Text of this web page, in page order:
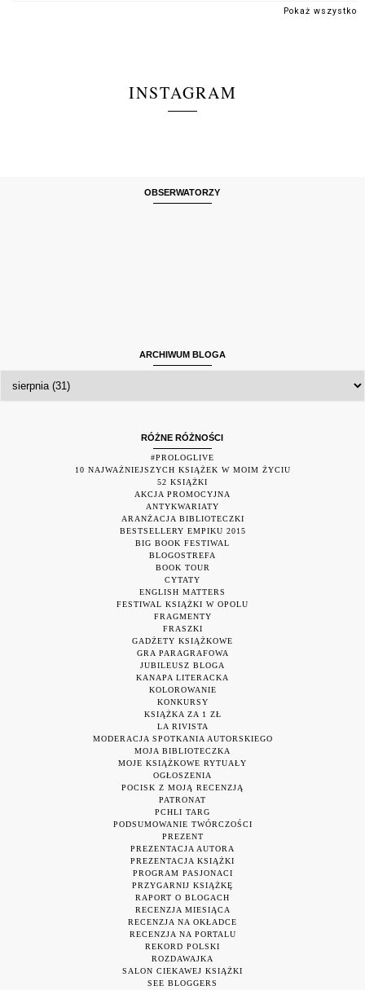
Pokaż wszystko
INSTAGRAM
OBSERWATORZY
ARCHIWUM BLOGA
RÓŻNE RÓŻNOŚCI
#PROLOGLIVE
10 NAJWAŻNIEJSZYCH KSIĄŻEK W MOIM ŻYCIU
52 KSIĄŻKI
AKCJA PROMOCYJNA
ANTYKWARIATY
ARANŻACJA BIBLIOTECZKI
BESTSELLERY EMPIKU 2015
BIG BOOK FESTIWAL
BLOGOSTREFA
BOOK TOUR
CYTATY
ENGLISH MATTERS
FESTIWAL KSIĄŻKI W OPOLU
FRAGMENTY
FRASZKI
GADŻETY KSIĄŻKOWE
GRA PARAGRAFOWA
JUBILEUSZ BLOGA
KANAPA LITERACKA
KOLOROWANIE
KONKURSY
KSIĄŻKA ZA 1 ZŁ
LA RIVISTA
MODERACJA SPOTKANIA AUTORSKIEGO
MOJA BIBLIOTECZKA
MOJE KSIĄŻKOWE RYTUAŁY
OGŁOSZENIA
POCISK Z MOJĄ RECENZJĄ
PATRONAT
PCHLI TARG
PODSUMOWANIE TWÓRCZOŚCI
PREZENT
PREZENTACJA AUTORA
PREZENTACJA KSIĄŻKI
PROGRAM PASJONACI
PRZYGARNIJ KSIĄŻKĘ
RAPORT O BLOGACH
RECENZJA MIESIĄCA
RECENZJA NA OKŁADCE
RECENZJA NA PORTALU
REKORD POLSKI
ROZDAWAJKA
SALON CIEKAWEJ KSIĄŻKI
SEE BLOGGERS